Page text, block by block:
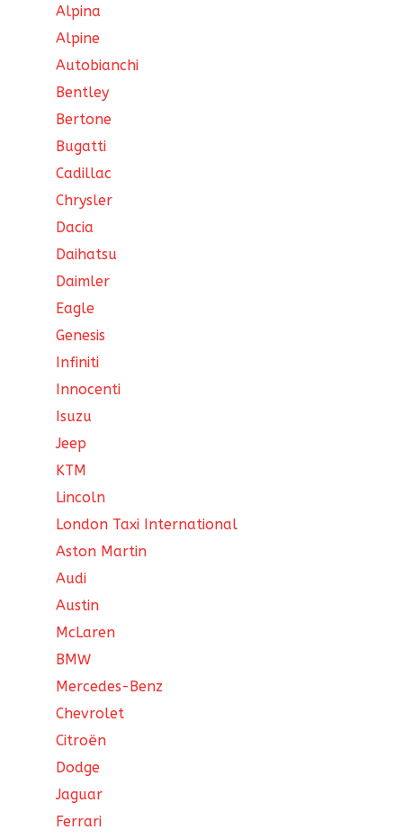
Alpina
Alpine
Autobianchi
Bentley
Bertone
Bugatti
Cadillac
Chrysler
Dacia
Daihatsu
Daimler
Eagle
Genesis
Infiniti
Innocenti
Isuzu
Jeep
KTM
Lincoln
London Taxi International
Aston Martin
Audi
Austin
McLaren
BMW
Mercedes-Benz
Chevrolet
Citroën
Dodge
Jaguar
Ferrari